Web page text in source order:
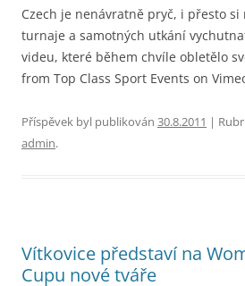
Czech je nenávratně pryč, i přesto
turnaje a samotných utkání
videu, které během chvíle obletělo
from Top Class Sport Events on
Příspěvek byl publikován 30.8.2011 |
admin.
Vítkovice představí na
Cupu nové tváře